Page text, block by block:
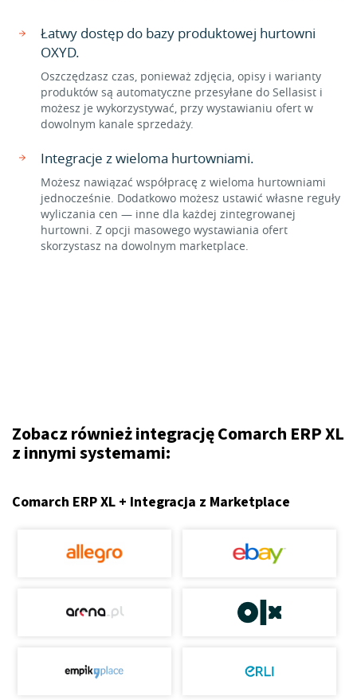
Łatwy dostęp do bazy produktowej hurtowni
OXYD.
Oszczędzasz czas, ponieważ zdjęcia, opisy i warianty
produktów są automatyczne przesyłane do Sellasist i
możesz je wykorzystywać, przy wystawianiu ofert w
dowolnym kanale sprzedaży.
Integracje z wieloma hurtowniami.
Możesz nawiązać współpracę z wieloma hurtowniami
jednocześnie. Dodatkowo możesz ustawić własne reguły
wyliczania cen — inne dla każdej zintegrowanej
hurtowni. Z opcji masowego wystawiania ofert
skorzystasz na dowolnym marketplace.
Zobacz również integrację Comarch ERP XL
z innymi systemami:
Comarch ERP XL + Integracja z Marketplace